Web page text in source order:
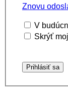
Znovu
V
Skrýť